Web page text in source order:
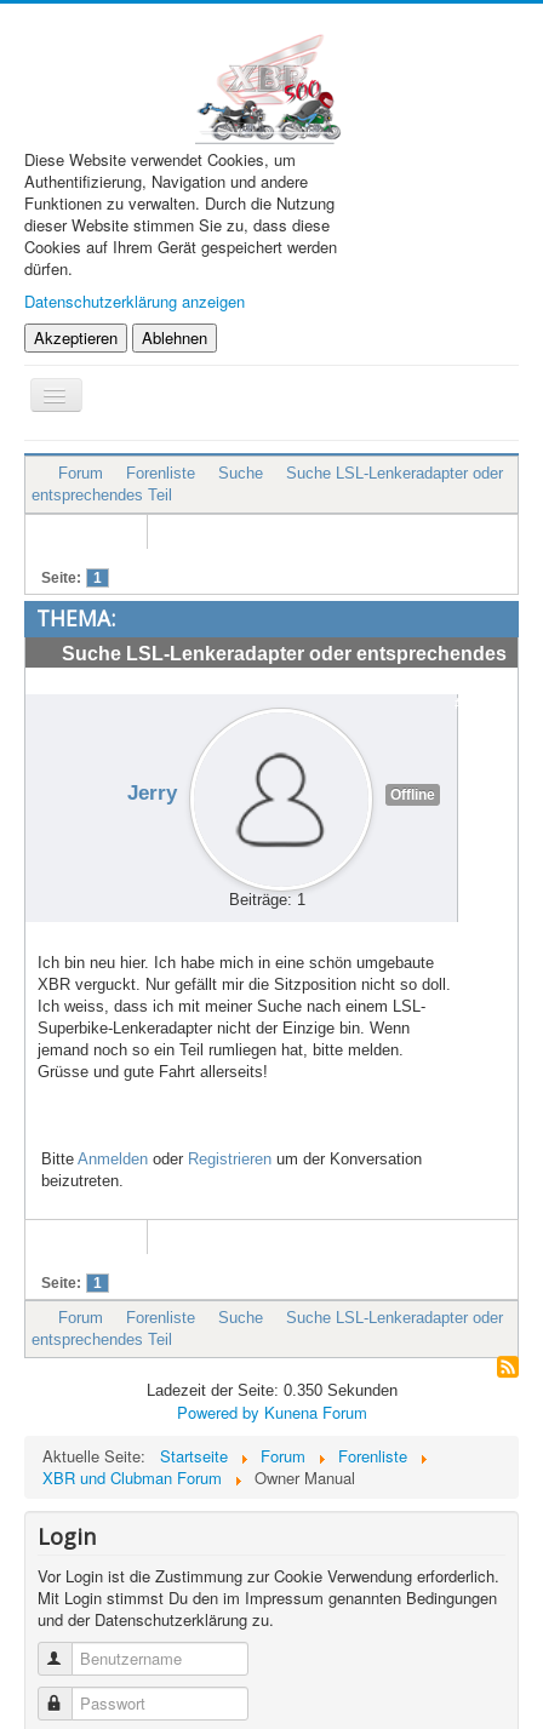
Diese Website verwendet Cookies, um
Authentifizierung, Navigation und andere
Funktionen zu verwalten. Durch die Nutzung
dieser Website stimmen Sie zu, dass diese
Cookies auf Ihrem Gerät gespeichert werden
dürfen.
Datenschutzerklärung anzeigen
Akzeptieren
Ablehnen
Navigation
an/aus
XBR.de
Technik
Treffen & Touren
Cafe-Ecke
Suche
Forum Forenliste Suche
Suche LSL-Lenkeradapter oder
entsprechendes Teil
Seite: 1
THEMA:
Suche LSL-Lenkeradapter oder entsprechendes
#71588
Jerry Offline
Beiträge: 1
Ich bin neu hier. Ich habe mich in eine schön umgebaute
XBR verguckt. Nur gefällt mir die Sitzposition nicht so doll.
Ich weiss, dass ich mit meiner Suche nach einem LSL-
Superbike-Lenkeradapter nicht der Einzige bin. Wenn
jemand noch so ein Teil rumliegen hat, bitte melden.
Grüsse und gute Fahrt allerseits!
Bitte Anmelden oder Registrieren um der Konversation
beizutreten.
Seite: 1
Forum Forenliste Suche
Suche LSL-Lenkeradapter oder
entsprechendes Teil
Ladezeit der Seite: 0.350 Sekunden
Powered by Kunena Forum
Aktuelle Seite:
Startseite Forum
Forenliste
XBR und Clubman Forum
Owner Manual
Login
Vor Login ist die Zustimmung zur Cookie Verwendung erforderlich.
Mit Login stimmst Du den im Impressum genannten Bedingungen
und der Datenschutzerklärung zu.
Benutzername
Passwort